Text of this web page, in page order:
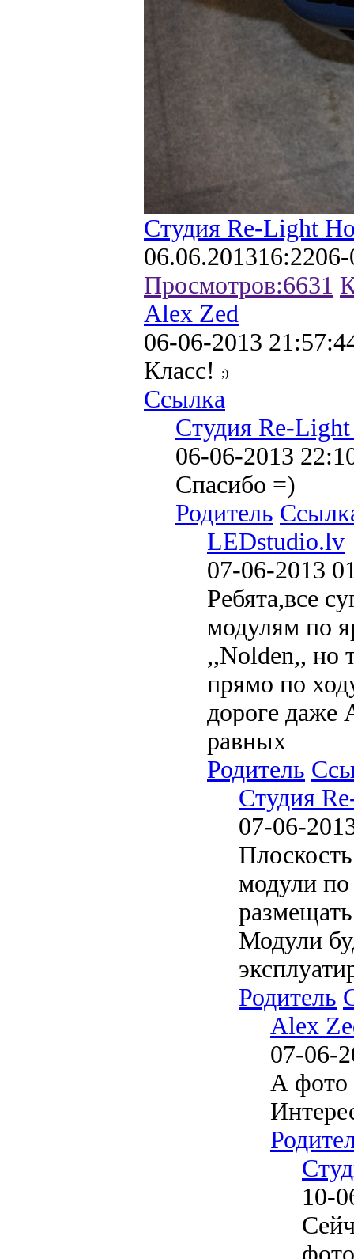
Студия Re-Light
06.06.201316:22
Просмотров:6631
Alex Zed
06-06-2013
Класс!
Ссылка
Студия Re-
06-06-2013
Спасибо =)
Родитель
LEDstudio.lv
07-06-2013
Ребята,все
модулям по
,,Nolden,, но
прямо по
дороге даже
равных
Родитель
Студия
07-06-
модули
Модули
Родитель
Alex
07-06-
А фото
10-